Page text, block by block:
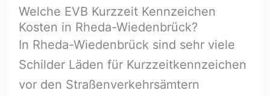
Welche EVB Kurzzeit Kennzeichen
Kosten in Rheda-Wiedenbrück?
In Rheda-Wiedenbrück sind sehr viele
Schilder Läden für Kurzzeitkennzeichen
vor den Straßenverkehrsämtern